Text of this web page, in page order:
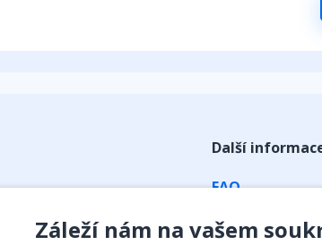
Další
FAQ
Obchodní
Záleží nám na vašem